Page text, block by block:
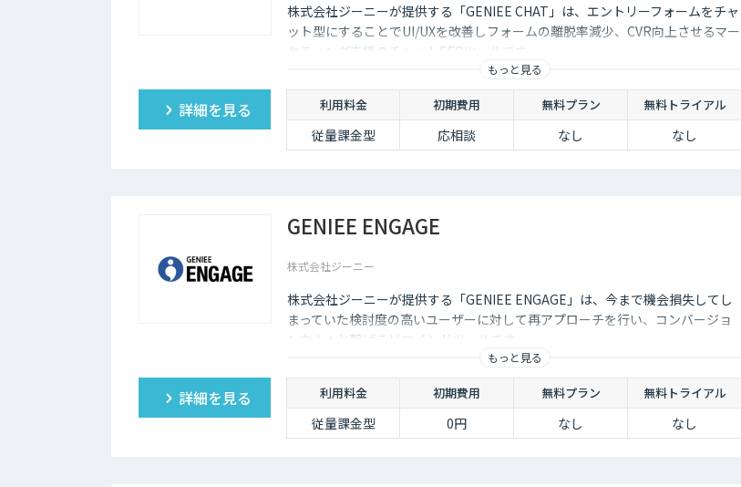
株式会社ジーニーが提供する「GENIEE CHAT」は、エントリーフォームをチャ
ット型にすることでUI/UXを改善しフォームの離脱率減少、CVR向上させるマー
ケティング支援のチャットEFOツールです。
もっと見る
詳細を見る 利用料金 初期費用 無料プラン 無料トライアル
従量課金型 応相談 なし なし
GENIEE ENGAGE
株式会社ジーニー
株式会社ジーニーが提供する「GENIEE ENGAGE」は、今まで機会損失してし
まっていた検討度の高いユーザーに対して再アプローチを行い、コンバージョ
ン向上へと繋げるリマインドツールです。
もっと見る
詳細を見る 利用料金 初期費用 無料プラン 無料トライアル
従量課金型 0円 なし なし